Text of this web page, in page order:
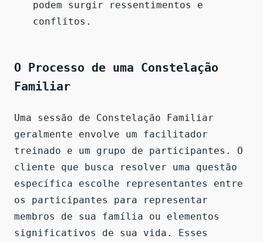
podem surgir ressentimentos e
conflitos.
O Processo de uma Constelação
Familiar
Uma sessão de Constelação Familiar
geralmente envolve um facilitador
treinado e um grupo de participantes. O
cliente que busca resolver uma questão
específica escolhe representantes entre
os participantes para representar
membros de sua família ou elementos
significativos de sua vida. Esses